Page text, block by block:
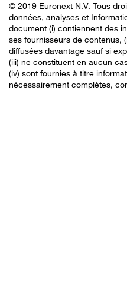
© 2019 Euronext N.V. Tous
données, analyses et
document (i) contiennent des
ses fournisseurs de contenus,
diffusées davantage sauf si
(iii) ne constituent en aucun
(iv) sont fournies à titre
nécessairement complètes,